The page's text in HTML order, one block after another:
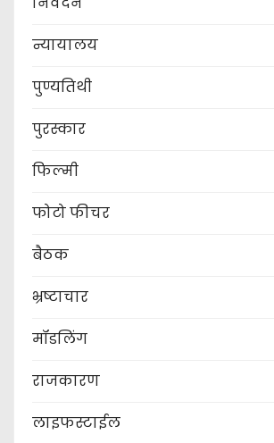
न्यायालय
पुण्यतिथी
पुरस्कार
फिल्मी
फोटो फीचर
बैठक
भ्रष्टाचार
मॉडलिंग
राजकारण
लाइफस्टाईल